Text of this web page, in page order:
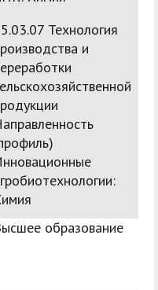
Технология
и
образование